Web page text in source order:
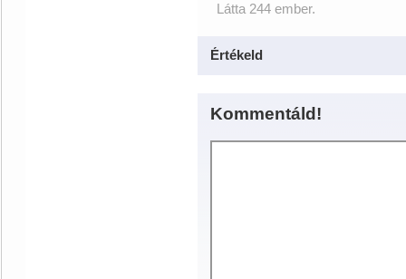
Látta 244 ember.
Értékeld
Kommentáld!